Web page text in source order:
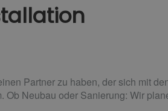
Partner zu haben, der sich mit
Ob Neubau oder Sanierung: Wir